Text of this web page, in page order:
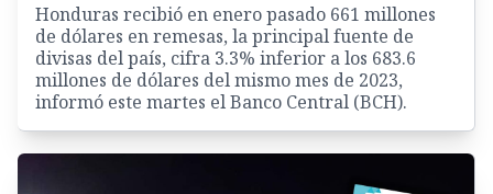
Honduras recibió en enero pasado 661 millones
de dólares en remesas, la principal fuente de
divisas del país, cifra 3.3% inferior a los 683.6
millones de dólares del mismo mes de 2023,
informó este martes el Banco Central (BCH).